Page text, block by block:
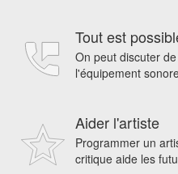
Tout est
On peut discuter
l'équipement
Aider l'artiste
Programmer un
critique aide les